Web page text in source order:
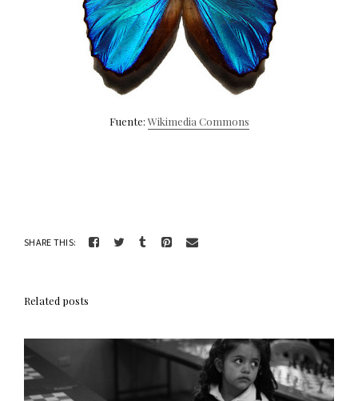
Fuente:Wikimedia Commons
SHARE THIS:
Related posts